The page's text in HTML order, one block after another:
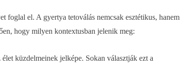
foglal el. A gyertya tetoválás nemcsak esztétikus, hanem
hogy milyen kontextusban jelenik meg:
élet küzdelmeinek jelképe. Sokan választják ezt a